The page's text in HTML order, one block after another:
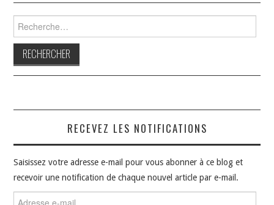
RECEVEZ LES NOTIFICATIONS
Saisissez votre adresse e-mail pour vous abonner à ce blog et
recevoir une notification de chaque nouvel article par e-mail.